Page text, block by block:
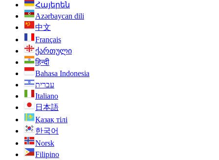
Հայերեն
Azərbaycan dili
中文
Français
ქართული
हिन्दी
Bahasa Indonesia
עברית
Italiano
日本語
Қазақ тілі
한국어
Norsk
Filipino